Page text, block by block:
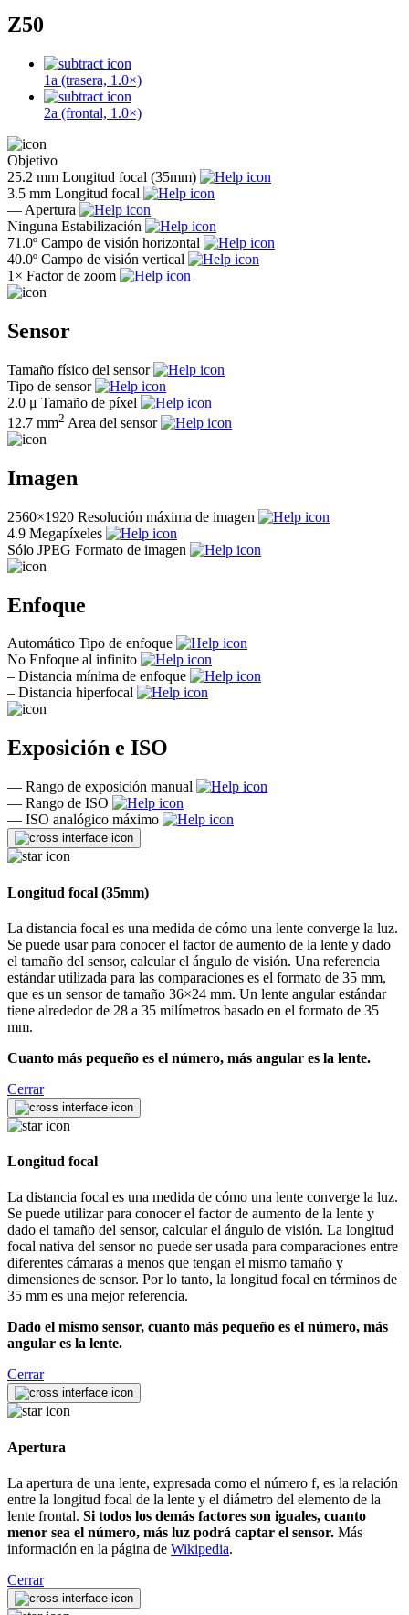
Z50
1a (trasera, 1.0×)
2a (frontal, 1.0×)
Objetivo
25.2 mm Longitud focal (35mm)
3.5 mm Longitud focal
— Apertura
Ninguna Estabilización
71.0º Campo de visión horizontal
40.0º Campo de visión vertical
1× Factor de zoom
Sensor
Tamaño físico del sensor
Tipo de sensor
2.0 μ Tamaño de píxel
12.7 mm2 Area del sensor
Imagen
2560×1920 Resolución máxima de imagen
4.9 Megapíxeles
Sólo JPEG Formato de imagen
Enfoque
Automático Tipo de enfoque
No Enfoque al infinito
– Distancia mínima de enfoque
– Distancia hiperfocal
Exposición e ISO
— Rango de exposición manual
— Rango de ISO
— ISO analógico máximo
Longitud focal (35mm)
La distancia focal es una medida de cómo una lente converge la luz.
Se puede usar para conocer el factor de aumento de la lente y dado
el tamaño del sensor, calcular el ángulo de visión. Una referencia
estándar utilizada para las comparaciones es el formato de 35 mm,
que es un sensor de tamaño 36×24 mm. Un lente angular estándar
tiene alrededor de 28 a 35 milímetros basado en el formato de 35
mm.
Cuanto más pequeño es el número, más angular es la lente.
Cerrar
Longitud focal
La distancia focal es una medida de cómo una lente converge la luz.
Se puede utilizar para conocer el factor de aumento de la lente y
dado el tamaño del sensor, calcular el ángulo de visión. La longitud
focal nativa del sensor no puede ser usada para comparaciones entre
diferentes cámaras a menos que tengan el mismo tamaño y
dimensiones de sensor. Por lo tanto, la longitud focal en términos de
35 mm es una mejor referencia.
Dado el mismo sensor, cuanto más pequeño es el número, más
angular es la lente.
Cerrar
Apertura
La apertura de una lente, expresada como el número f, es la relación
entre la longitud focal de la lente y el diámetro del elemento de la
lente frontal. Si todos los demás factores son iguales, cuanto
menor sea el número, más luz podrá captar el sensor. Más
información en la página de Wikipedia.
Cerrar